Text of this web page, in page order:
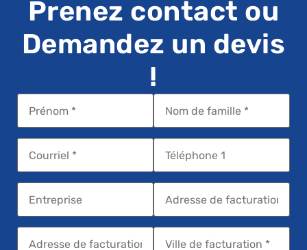
Prenez contact ou
Demandez un devis
!